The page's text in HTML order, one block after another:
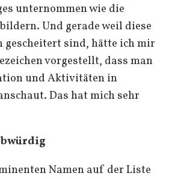
unternommen wie die
Und gerade weil diese
sind, hätte ich mir
vorgestellt, dass man
und Aktivitäten in
Das hat mich sehr
Namen auf der Liste